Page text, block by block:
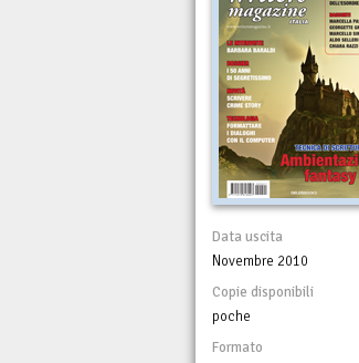
Data uscita
Novembre 2010
Copie disponibili
poche
Formato